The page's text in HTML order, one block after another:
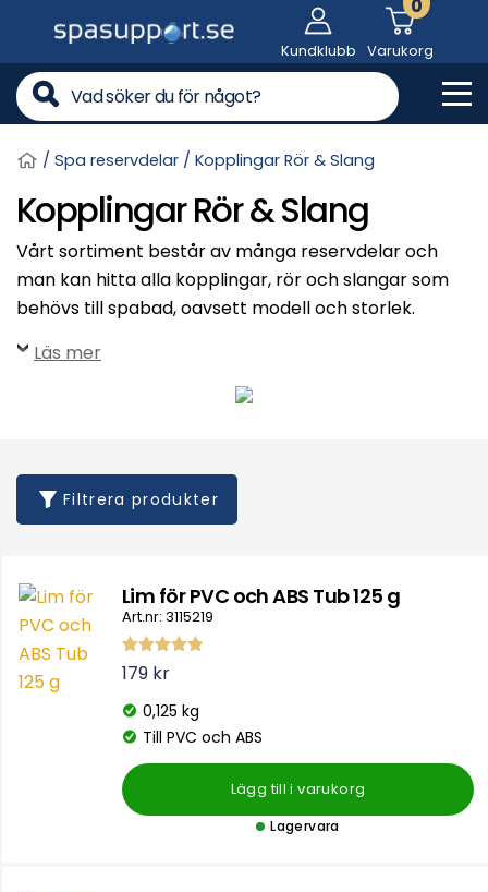
content
Kundklubb
0
Varukorg
/ Spa reservdelar / Kopplingar Rör & Slang
Kopplingar Rör & Slang
Vårt sortiment består av många reservdelar och
man kan hitta alla kopplingar, rör och slangar som
behövs till spabad, oavsett modell och storlek.
Läs mer
Lim för PVC och ABS Tub 125 g
Art.nr: 3115219
Betygsatt
4.85 av 5
179 kr
0,125 kg
Till PVC och ABS
Lägg till i varukorg
Lagervara
Filtrera produkter